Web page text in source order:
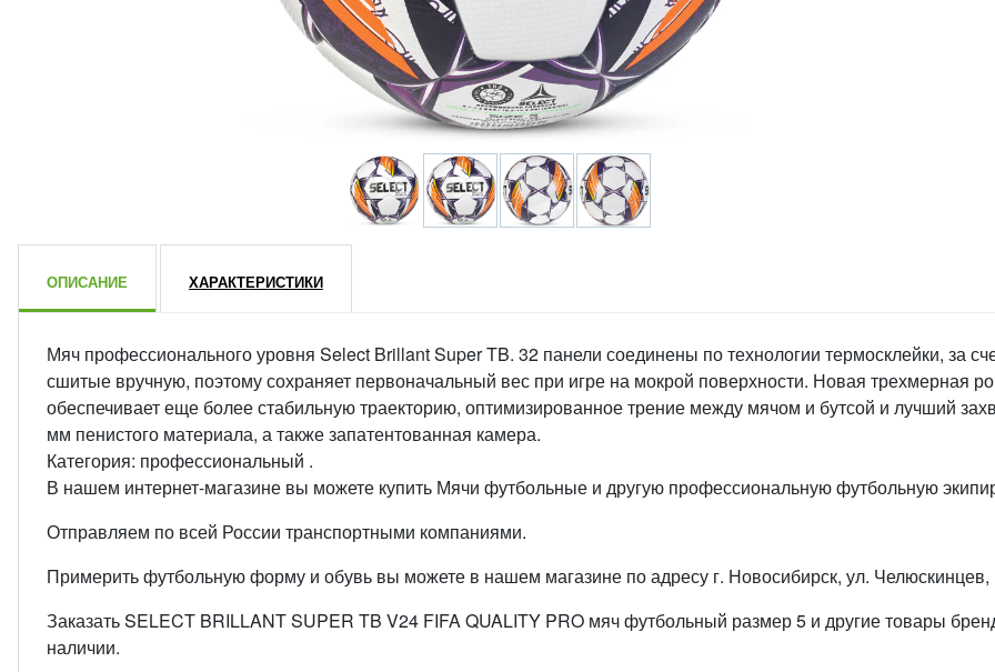
ОПИСАНИЕ ХАРАКТЕРИСТИКИ
Мяч профессионального уровня Select Brillant Super TB. 32 панели соединены по технологии термосклейки, за
сшитые вручную, поэтому сохраняет первоначальный вес при игре на мокрой поверхности. Новая трехмерная
обеспечивает еще более стабильную траекторию, оптимизированное трение между мячом и бутсой и лучший
мм пенистого материала, а также запатентованная камера.
Категория: профессиональный .
В нашем интернет-магазине вы можете купить Мячи футбольные и другую профессиональную футбольную
Отправляем по всей России транспортными компаниями.
Примерить футбольную форму и обувь вы можете в нашем магазине по адресу г. Новосибирск, ул. Челюскинцев,
Заказать SELECT BRILLANT SUPER TB V24 FIFA QUALITY PRO мяч футбольный размер 5 и другие товары
наличии.